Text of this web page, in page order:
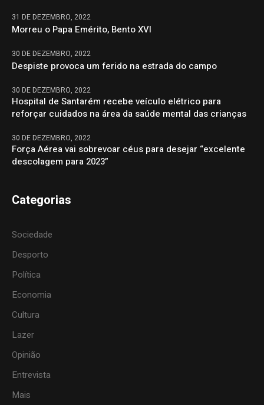
31 DE DEZEMBRO, 2022
Morreu o Papa Emérito, Bento XVI
30 DE DEZEMBRO, 2022
Despiste provoca um ferido na estrada do campo
30 DE DEZEMBRO, 2022
Hospital de Santarém recebe veículo elétrico para
reforçar cuidados na área da saúde mental das crianças
30 DE DEZEMBRO, 2022
Força Aérea vai sobrevoar céus para desejar “excelente
descolagem para 2023”
Categorias
Sociedade
Desporto
Política
Economia
Cultura
Lazer
Opinião
Entrevista
Mais